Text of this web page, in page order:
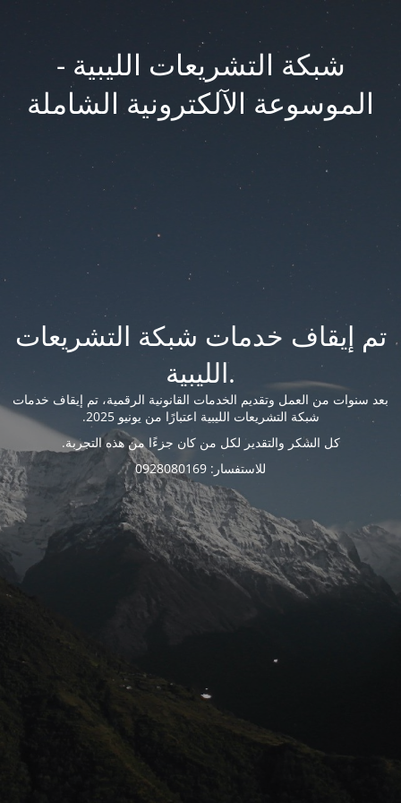
شبكة التشريعات الليبية -
الموسوعة الآلكترونية الشاملة
تم إيقاف خدمات شبكة التشريعات
الليبية.
بعد سنوات من العمل وتقديم الخدمات القانونية الرقمية، تم إيقاف خدمات
شبكة التشريعات الليبية اعتبارًا من يونيو 2025.
كل الشكر والتقدير لكل من كان جزءًا من هذه التجربة.
للاستفسار: 0928080169